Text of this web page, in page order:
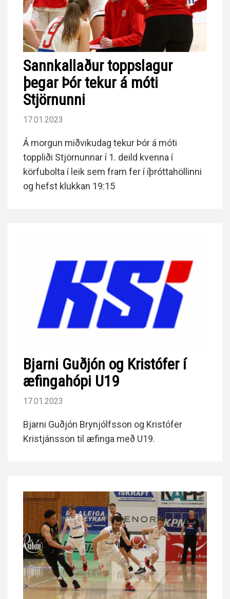
Sannkallaður toppslagur
þegar Þór tekur á móti
Stjörnunni
17.01.2023
Á morgun miðvikudag tekur Þór á móti
toppliði Stjörnunnar í 1. deild kvenna í
körfubolta í leik sem fram fer í íþróttahöllinni
og hefst klukkan 19:15
Bjarni Guðjón og Kristófer í
æfingahópi U19
17.01.2023
Bjarni Guðjón Brynjólfsson og Kristófer
Kristjánsson til æfinga með U19.